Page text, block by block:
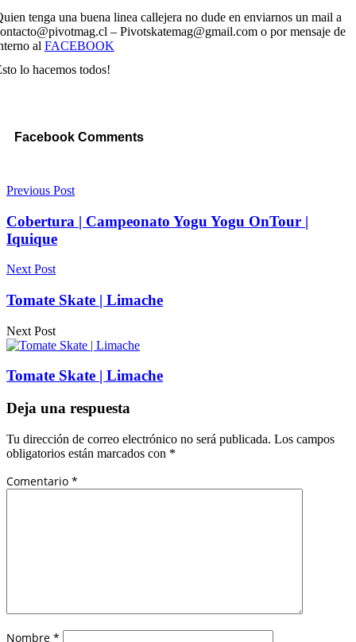
tenga una buena linea callejera no dude en enviarnos un mail a
– Pivotskatemag@gmail.com o por mensaje de
al FACEBOOK
lo hacemos todos!
Facebook Comments
Previous Post
Cobertura | Campeonato Yogu Yogu OnTour |
Iquique
Next Post
Tomate Skate | Limache
Next Post
Tomate Skate | Limache
Deja una respuesta
Tu dirección de correo electrónico no será publicada. Los campos
obligatorios están marcados con *
Comentario *
Nombre *